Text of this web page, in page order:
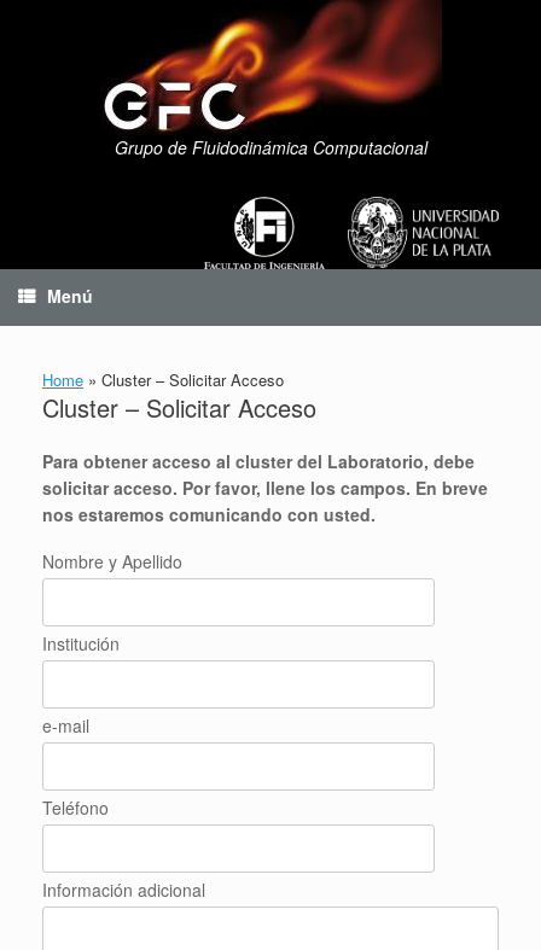
Grupo de Fluidodinámica Computacional
Menú
Home » Cluster – Solicitar Acceso
Cluster – Solicitar Acceso
Para obtener acceso al cluster del Laboratorio, debe
solicitar acceso. Por favor, llene los campos. En breve
nos estaremos comunicando con usted.
Nombre y Apellido
Institución
e-mail
Teléfono
Información adicional